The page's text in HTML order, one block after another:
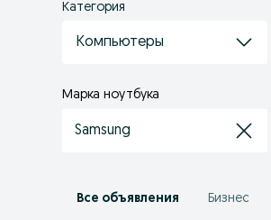
Категория
Компьютеры
Марка ноутбука
Samsung
Все объявления Бизнес